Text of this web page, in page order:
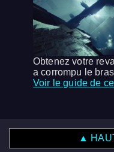
Obtenez votre
a corrompu le
Voir le guide de
▲